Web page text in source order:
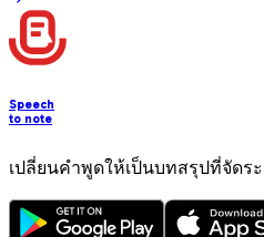
Speech
to note
เปลี่ยนคำพูดให้เป็นบทสรุปที่จัดร